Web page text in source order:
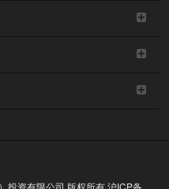
投资有限公司 版权所有沪ICP备